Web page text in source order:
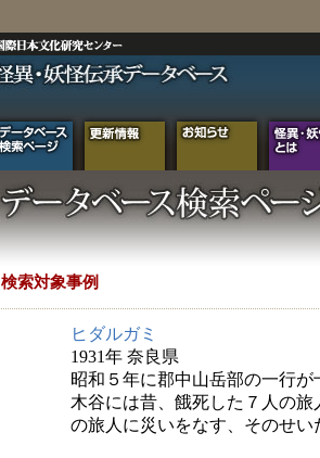
検索対象事例
ヒダルガミ
1931年 奈良県
昭和５年に郡中山岳部の一行
木谷には昔、餓死した７人の
の旅人に災いをなす、そのせ